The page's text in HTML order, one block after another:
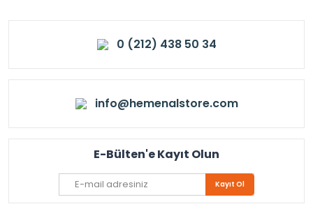
0 (212) 438 50 34
info@hemenalstore.com
E-Bülten'e Kayıt Olun
Kayıt Ol